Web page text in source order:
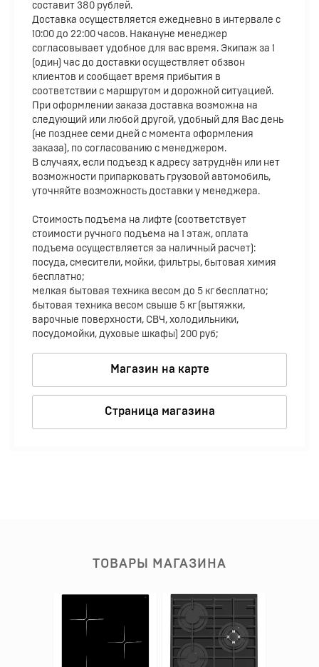
составит 380 рублей.
Доставка осуществляется ежедневно в интервале с
10:00 до 22:00 часов. Накануне менеджер
согласовывает удобное для вас время. Экипаж за 1
(один) час до доставки осуществляет обзвон
клиентов и сообщает время прибытия в
соответствии с маршрутом и дорожной ситуацией.
При оформлении заказа доставка возможна на
следующий или любой другой, удобный для Вас день
(не позднее семи дней с момента оформления
заказа), по согласованию с менеджером.
В случаях, если подъезд к адресу затруднён или нет
возможности припарковать грузовой автомобиль,
уточняйте возможность доставки у менеджера.
Стоимость подъема на лифте (соответствует
стоимости ручного подъема на 1 этаж, оплата
подъема осуществляется за наличный расчет):
посуда, смесители, мойки, фильтры, бытовая химия
бесплатно;
мелкая бытовая техника весом до 5 кг бесплатно;
бытовая техника весом свыше 5 кг (вытяжки,
варочные поверхности, СВЧ, холодильники,
посудомойки, духовые шкафы) 200 руб;
Магазин на карте
Страница магазина
ТОВАРЫ МАГАЗИНА